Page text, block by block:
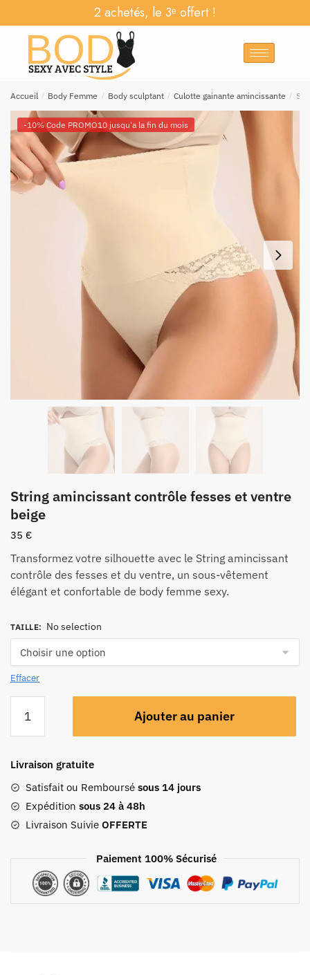
2 achetés, le 3ᵉ offert !
Accueil / Body Femme / Body sculptant / Culotte gainante amincissante /
-10% Code PROMO10 jusqu'a la fin du mois
String amincissant contrôle fesses et ventre
beige
35 €
Transformez votre silhouette avec le String amincissant
contrôle des fesses et du ventre, un sous-vêtement
élégant et confortable de body femme sexy.
TAILLE: No selection
Effacer
Ajouter au panier
Livraison gratuite
Satisfait ou Remboursé sous 14 jours
Expédition sous 24 à 48h
Livraison Suivie OFFERTE
Paiement 100% Sécurisé